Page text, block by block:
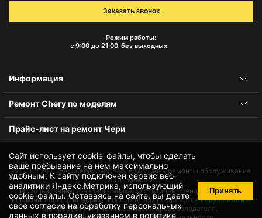
Сайт использует cookie-файлы, чтобы сделать
ваше пребывание на нем максимально
удобным. К cайту подключен сервис веб-
аналитики Яндекс.Метрика, использующий
cookie-файлы. Оставаясь на сайте, вы даете
своесогласие на обработку персональных
данных в порядке, указанном в политике
Принять
Режим работы:
с 9:00 до 21:00 без выходных
Заказать звонок
Информация
Ремонт Chery по моделям
Прайс-лист на ремонт Чери
© 2010-2026Автосервисы Chery в Москве – ремонт и обслуживание
автомобилей
Использование товарного знака и логотипов бренда происходит
исключительно в информационных целях не является нарушением и
не требует получения согласия правообладателя.